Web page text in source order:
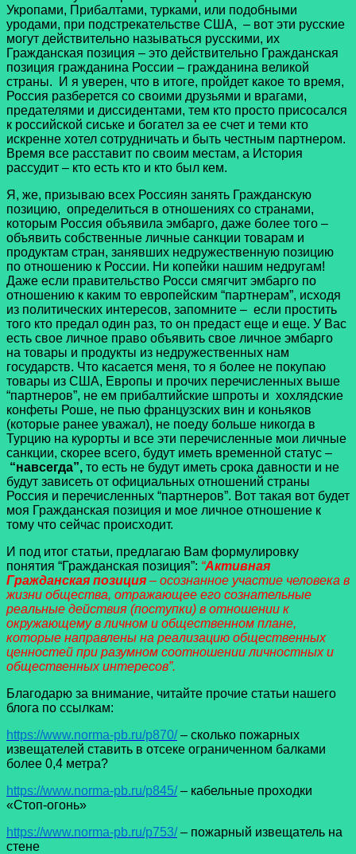
Укропами, Прибалтами, турками, или подобными
уродами, при подстрекательстве США, – вот эти русские
могут действительно называться русскими, их
Гражданская позиция – это действительно Гражданская
позиция гражданина России – гражданина великой
страны. И я уверен, что в итоге, пройдет какое то время,
Россия разберется со своими друзьями и врагами,
предателями и диссидентами, тем кто просто присосался
к российской сиське и богател за ее счет и теми кто
искренне хотел сотрудничать и быть честным партнером.
Время все расставит по своим местам, а История
рассудит – кто есть кто и кто был кем.
Я, же, призываю всех Россиян занять Гражданскую
позицию, определиться в отношениях со странами,
которым Россия объявила эмбарго, даже более того –
объявить собственные личные санкции товарам и
продуктам стран, занявших недружественную позицию
по отношению к России. Ни копейки нашим недругам!
Даже если правительство Росси смягчит эмбарго по
отношению к каким то европейским “партнерам”, исходя
из политических интересов, запомните – если простить
того кто предал один раз, то он предаст еще и еще. У Вас
есть свое личное право объявить свое личное эмбарго
на товары и продукты из недружественных нам
государств. Что касается меня, то я более не покупаю
товары из США, Европы и прочих перечисленных выше
“партнеров”, не ем прибалтийские шпроты и хохлядские
конфеты Роше, не пью французских вин и коньяков
(которые ранее уважал), не поеду больше никогда в
Турцию на курорты и все эти перечисленные мои личные
санкции, скорее всего, будут иметь временной статус –
“навсегда”, то есть не будут иметь срока давности и не
будут зависеть от официальных отношений страны
Россия и перечисленных “партнеров”. Вот такая вот будет
моя Гражданская позиция и мое личное отношение к
тому что сейчас происходит.
И под итог статьи, предлагаю Вам формулировку
понятия “Гражданская позиция”: “Активная
Гражданская позиция – осознанное участие человека в
жизни общества, отражающее его сознательные
реальные действия (поступки) в отношении к
окружающему в личном и общественном плане,
которые направлены на реализацию общественных
ценностей при разумном соотношении личностных и
общественных интересов”.
Благодарю за внимание, читайте прочие статьи нашего
блога по ссылкам:
https://www.norma-pb.ru/p870/– сколько пожарных
извещателей ставить в отсеке ограниченном балками
более 0,4 метра?
https://www.norma-pb.ru/p845/– кабельные проходки
«Стоп-огонь»
https://www.norma-pb.ru/p753/– пожарный извещатель на
стене